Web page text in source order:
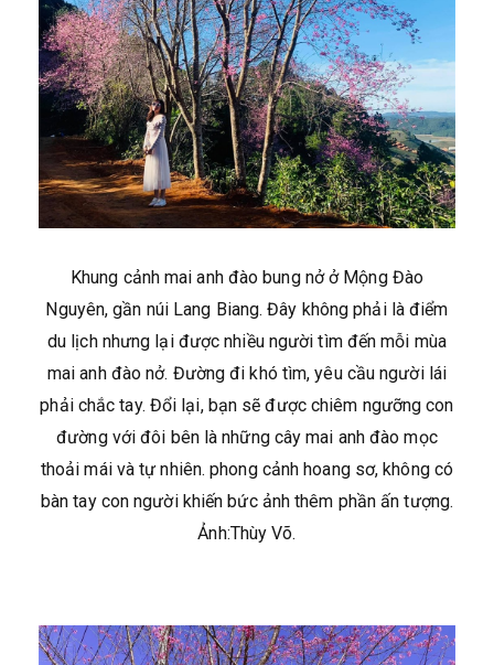
Khung cảnh mai anh đào bung nở ở Mộng Đào
Nguyên, gần núi Lang Biang. Đây không phải là điểm
du lịch nhưng lại được nhiều người tìm đến mỗi mùa
mai anh đào nở. Đường đi khó tìm, yêu cầu người lái
phải chắc tay. Đổi lại, bạn sẽ được chiêm ngưỡng con
đường với đôi bên là những cây mai anh đào mọc
thoải mái và tự nhiên. phong cảnh hoang sơ, không có
bàn tay con người khiến bức ảnh thêm phần ấn tượng.
Ảnh:Thùy Võ.